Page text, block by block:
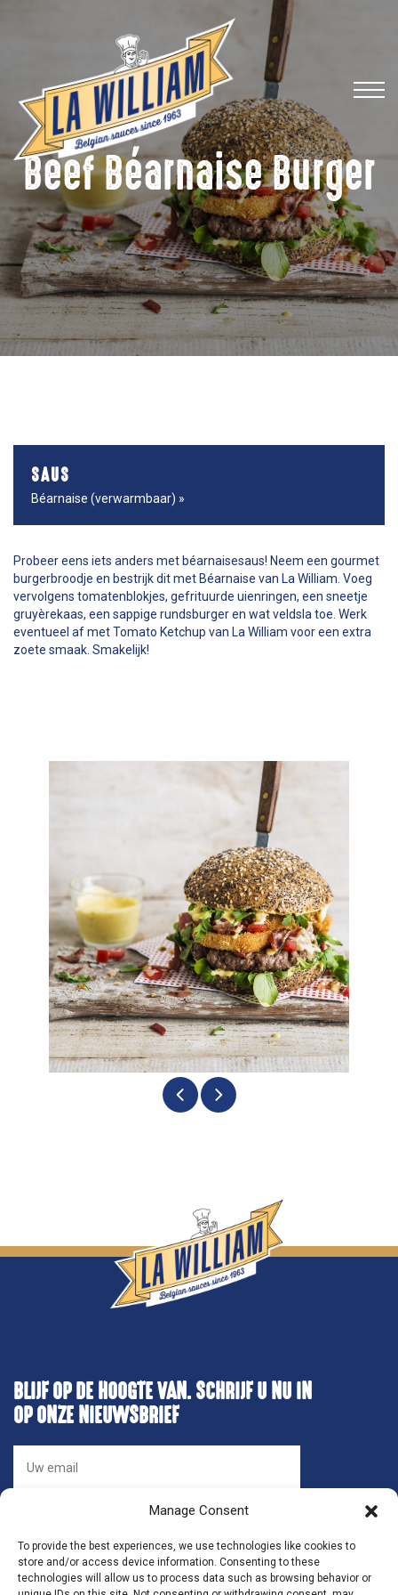
Manage Consent
To provide the best experiences, we use technologies like cookies to
store and/or access device information. Consenting to these
technologies will allow us to process data such as browsing behavior or
Inspiratie
Nieuws
Jobs
Horeca advisors
Bestanden
FR
Beef Béarnaise Burger
SAUS
Béarnaise (verwarmbaar) »
Probeer eens iets anders met béarnaisesaus! Neem een gourmet
burgerbroodje en bestrijk dit met Béarnaise van La William. Voeg
vervolgens tomatenblokjes, gefrituurde uienringen, een sneetje
gruyèrekaas, een sappige rundsburger en wat veldsla toe. Werk
eventueel af met Tomato Ketchup van La William voor een extra
zoete smaak. Smakelijk!
BLIJF OP DE HOOGTE VAN. SCHRIJF U NU IN
OP ONZE NIEUWSBRIEF